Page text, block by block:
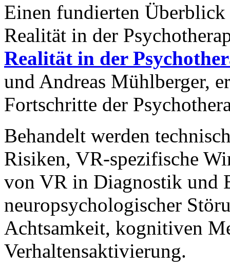
Einen fundierten
Realität in der
Realität in der
und Andreas Mühlberger,
Fortschritte der
Behandelt werden
Risiken, VR-spezifische
von VR in Diagnostik und
neuropsychologischer
Achtsamkeit, kognitiven
Verhaltensaktivierung.